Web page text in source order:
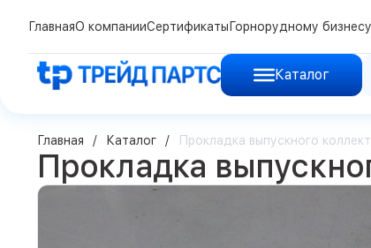
Каталог
ГлавнаяО компанииСертификаты Горнорудному бизнесу
Главная Каталог Прокладка выпускного
Прокладка